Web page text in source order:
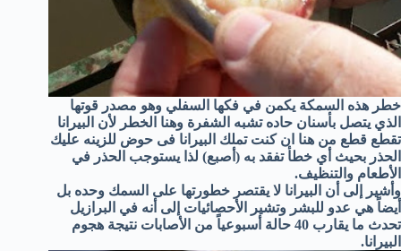
خطر هذه السمكة يكمن في فكها السفلي وهو مصدر قوتها
الذي يتصل بأسنان حاده تشبه الشفرة وهنا الخطر لأن البيرانا
تقطع قطع من هنا ان كنت تملك البيرانا فى حوض للزينه عليك
الحذر بحيث أي خطأ تفقد به (أصبع) لذا يستوجب الحذر في
الأطعام والتنظيف.
وأشير إلى أن البيرانا لا يقتصر خطورتها على السمك وحده بل
أيضاً هي عدو للبشر وتشير الأحصائيات إلى أنه في البرازيل
تحدث ما يقارب 40 حالة أسبوعياً من الأصابات نتيجة هجوم
البيرانا.